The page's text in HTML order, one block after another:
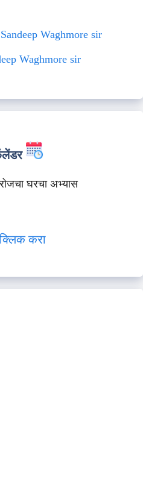
Waghmore sir
Waghmore sir
घरचा अभ्यास
करा